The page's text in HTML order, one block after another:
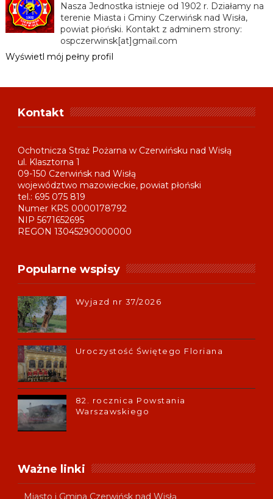
Nasza Jednostka istnieje od 1902 r. Działamy na
terenie Miasta i Gminy Czerwińsk nad Wisła,
powiat płoński. Kontakt z adminem strony:
ospczerwinsk[at]gmail.com
Wyświetl mój pełny profil
Kontakt
Ochotnicza Straż Pożarna w Czerwińsku nad Wisłą
ul. Klasztorna 1
09-150 Czerwińsk nad Wisłą
województwo mazowieckie, powiat płoński
tel.: 695 075 819
Numer KRS 0000178792
NIP 5671652695
REGON 13045290000000
Popularne wspisy
Wyjazd nr 37/2026
Uroczystość Świętego Floriana
82. rocznica Powstania
Warszawskiego
Ważne linki
Miasto i Gmina Czerwińsk nad Wisłą